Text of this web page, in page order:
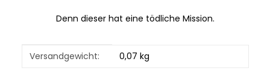
Denn dieser hat eine tödliche Mission.
Produkteigenschaft
Wert
Versandgewicht: 0,07 kg